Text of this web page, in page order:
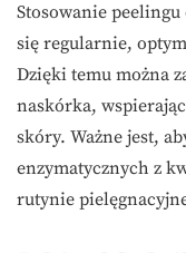
Stosowanie
się regularnie,
Dzięki temu można
naskórka,
skóry. Ważne jest,
enzymatycznych z
rutynie